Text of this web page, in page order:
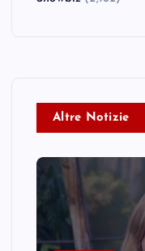
Altre Notizie